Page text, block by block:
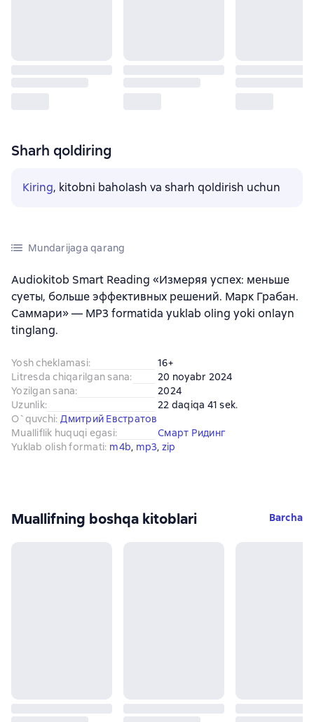
Sharh qoldiring
Kiring, kitobni baholash va sharh qoldirish uchun
Mundarijaga qarang
Audiokitob Smart Reading «Измеряя успех: меньше
суеты, больше эффективных решений. Марк Грабан.
Саммари» — MP3 formatida yuklab oling yoki onlayn
tinglang.
Yosh cheklamasi:
16+
Litresda chiqarilgan sana:
20 noyabr 2024
Yozilgan sana:
2024
Uzunlik:
22 daqiqa 41 sek.
O`quvchi: Дмитрий Евстратов
Mualliflik huquqi egasi:
Смарт Ридинг
Yuklab olish formati: m4b, mp3, zip
Muallifning boshqa kitoblari Barcha